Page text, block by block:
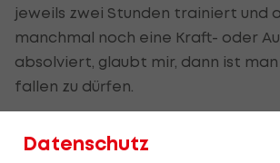
jeweils zwei Stunden trainiert und
manchmal noch eine Kraft- oder
absolviert, glaubt mir, dann ist
fallen zu dürfen.
internationalen Turnieren im
Datenschutz